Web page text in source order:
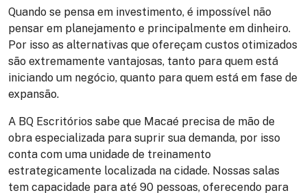
Quando se pensa em investimento, é impossível não
pensar em planejamento e principalmente em dinheiro.
Por isso as alternativas que ofereçam custos otimizados
são extremamente vantajosas, tanto para quem está
iniciando um negócio, quanto para quem está em fase de
expansão.
A BQ Escritórios sabe que Macaé precisa de mão de
obra especializada para suprir sua demanda, por isso
conta com uma unidade de treinamento
estrategicamente localizada na cidade. Nossas salas
tem capacidade para até 90 pessoas, oferecendo para